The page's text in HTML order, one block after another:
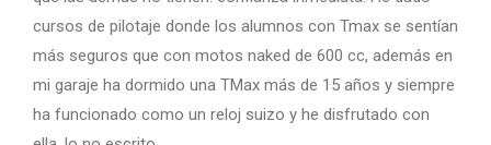
cursos de pilotaje donde los alumnos con Tmax se sentían
más seguros que con motos naked de 600 cc, además en
mi garaje ha dormido una TMax más de 15 años y siempre
ha funcionado como un reloj suizo y he disfrutado con